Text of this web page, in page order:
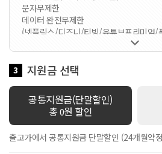
문자무제한
데이터 완전무제한
(넷플릭스/디즈니/티빙/유튜브프리미엄/
1가지 선택 가능한 요금제입니다 / 멤버십
100GB 제공 / 로밍데이터 1Mbps / 데이
마트기기 2회선 무료 / 만 18세 이하 가입
제공+안심박스)자동적용 / 만19세이상 ~

3 지원금 선택
공통지원금(단말할인)
총0원 할인
출고가에서 공통지원금 단말할인 (24개월약